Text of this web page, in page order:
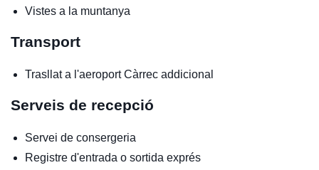
Vistes a la muntanya
Transport
Trasllat a l'aeroportCàrrec addicional
Serveis de recepció
Servei de consergeria
Registre d'entrada o sortida exprés